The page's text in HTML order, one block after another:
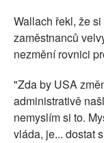
Wallach řekl, že
zaměstnanců
nezmění rovnici
"Zda by USA
administrativě
nemyslím si to.
vláda, je... dostat